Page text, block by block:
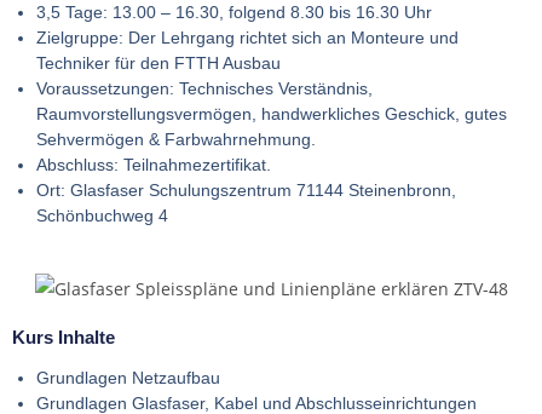
3,5 Tage: 13.00 – 16.30, folgend 8.30 bis 16.30 Uhr
Zielgruppe: Der Lehrgang richtet sich an Monteure und
Techniker für den FTTH Ausbau
Voraussetzungen: Technisches Verständnis,
Raumvorstellungsvermögen, handwerkliches Geschick, gutes
Sehvermögen & Farbwahrnehmung.
Abschluss: Teilnahmezertifikat.
Ort: Glasfaser Schulungszentrum 71144 Steinenbronn,
Schönbuchweg 4
Kurs Inhalte
Grundlagen Netzaufbau
Grundlagen Glasfaser, Kabel und Abschlusseinrichtungen